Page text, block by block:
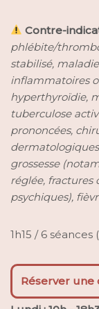
Contre-
phlébite/
stabilisé,
inflammatoires
hyperthyroïdie,
tuberculose
prononcées,
grossesse
réglée, fractures
psychiques),
1h15 / 6
Réserver une